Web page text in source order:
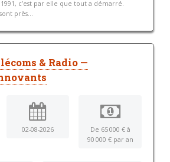
c’est par elle que tout a démarré.
près...
& Radio —
02-08-2026
De 65 000 € à
90 000 € par an